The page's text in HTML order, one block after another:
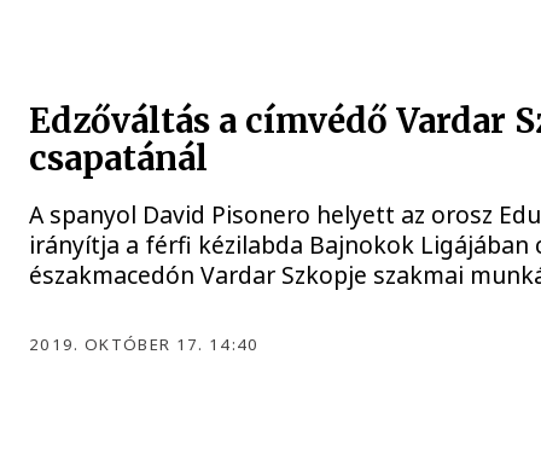
Edzőváltás a címvédő Vardar
csapatánál
A spanyol David Pisonero helyett az orosz
irányítja a férfi kézilabda Bajnokok Ligájában
északmacedón Vardar Szkopje szakmai
2019. OKTÓBER 17. 14:40